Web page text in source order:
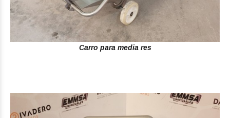
Carro para media res